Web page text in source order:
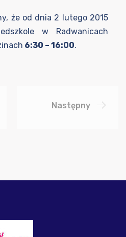
że od dnia 2 lutego 2015
w Radwanicach
6:30 – 16:00.
Następny